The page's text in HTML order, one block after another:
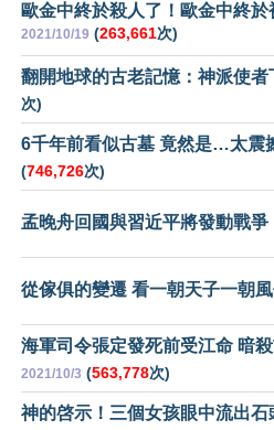
歐金中終於殺人了！歐金中終
2021/10/19 (263,661次)
翻開地球的古老記憶：神派使者
次)
6千年前看似古墓 竟然是…太震
(746,726次)
孟晚舟回國與習近平將發動戰爭
從傢俱的變遷 看一朝天子一朝
海軍司令張定發死前受江命 暗
2021/10/3 (563,778次)
神的啓示！三個女孩眼中流出石